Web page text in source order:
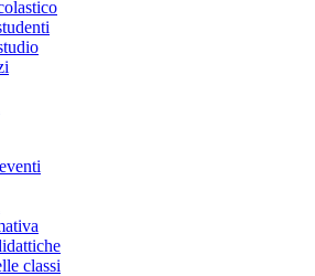
classi